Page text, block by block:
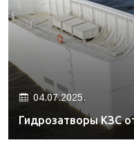
04.07.2025.
Гидрозатворы КЗС